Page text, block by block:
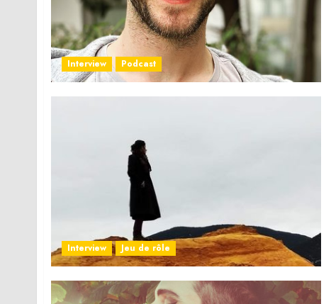
Interview Podcast
Interview Jeu de rôle